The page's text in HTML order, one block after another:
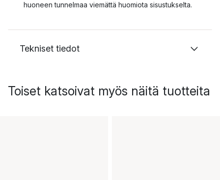
huoneen tunnelmaa viemättä huomiota sisustukselta.
Tekniset tiedot
Toiset katsoivat myös näitä tuotteita